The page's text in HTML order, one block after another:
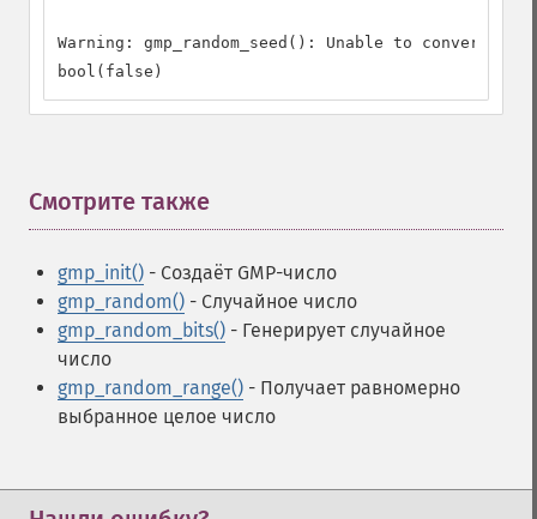
Warning: gmp_random_seed(): Unable to convert
bool(false)
Смотрите также
gmp_init() - Создаёт GMP-число
gmp_random() - Случайное число
gmp_random_bits() - Генерирует случайное
число
gmp_random_range() - Получает равномерно
выбранное целое число